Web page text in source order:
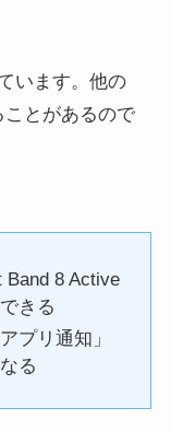
います。他の
とがあるので
Band 8 Active
きる
プリ通知」
る